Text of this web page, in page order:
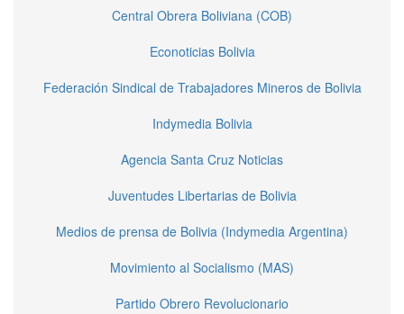
Central Obrera Boliviana (COB)
Econoticias Bolivia
Federación Sindical de Trabajadores Mineros de Bolivia
Indymedia Bolivia
Agencia Santa Cruz Noticias
Juventudes Libertarias de Bolivia
Medios de prensa de Bolivia (Indymedia Argentina)
Movimiento al Socialismo (MAS)
Partido Obrero Revolucionario